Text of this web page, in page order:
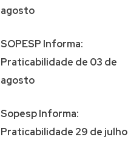
agosto
SOPESP Informa:
Praticabilidade de 03 de
agosto
Sopesp Informa:
Praticabilidade 29 de julho